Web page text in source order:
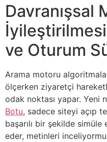
Davranışsal
ve Oturum
Arama motoru
ölçerken ziyaretçi
odak noktası yapar. Yeni
Botu, sadece siteyi açıp
başarılı bir şekilde
eder, metinleri